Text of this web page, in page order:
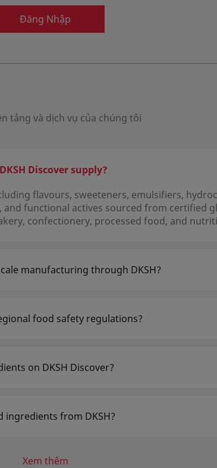
thực phẩm & đồ uống
Đăng Nhập
tảng và dịch vụ của chúng tôi
Discover supply?
flavours, sweeteners, emulsifiers,
functional actives sourced from certified
confectionery, processed food, and
manufacturing through DKSH?
food safety regulations?
on DKSH Discover?
from DKSH?
Xem thêm